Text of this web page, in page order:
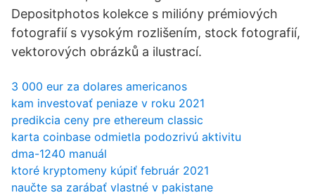
Depositphotos kolekce s milióny prémiových
fotografií s vysokým rozlišením, stock fotografií,
vektorových obrázků a ilustrací.
3 000 eur za dolares americanos
kam investovať peniaze v roku 2021
predikcia ceny pre ethereum classic
karta coinbase odmietla podozrivú aktivitu
dma-1240 manuál
ktoré kryptomeny kúpiť február 2021
naučte sa zarábať vlastné v pakistane